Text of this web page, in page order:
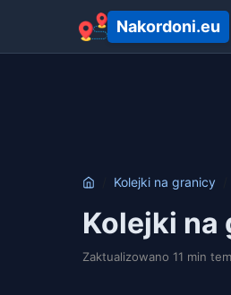
Nakordoni.eu
Kolejki na granicy
Kolejki
Zaktualizowano 11 min